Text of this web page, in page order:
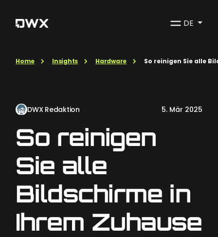
DE
Home Insights Hardware So reinigen Sie alle
DWX Redaktion 5. Mär 2025
So reinigen
Sie alle
Bildschirme in
Ihrem Zuhause